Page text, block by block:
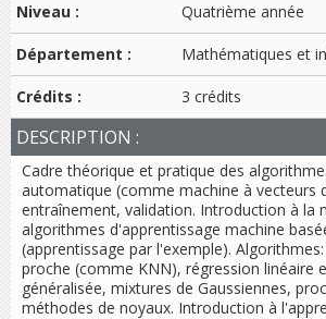
Niveau :
Quatrième année
Département : Mathématiques et
Crédits : 3 crédits
DESCRIPTION :
Cadre théorique et pratique des
automatique (comme machine à vecteurs
entraînement, validation. Introduction à la
algorithmes d'apprentissage machine
(apprentissage par l'exemple).
proche (comme KNN), régression linéaire
généralisée, mixtures de Gaussiennes,
méthodes de noyaux. Introduction à